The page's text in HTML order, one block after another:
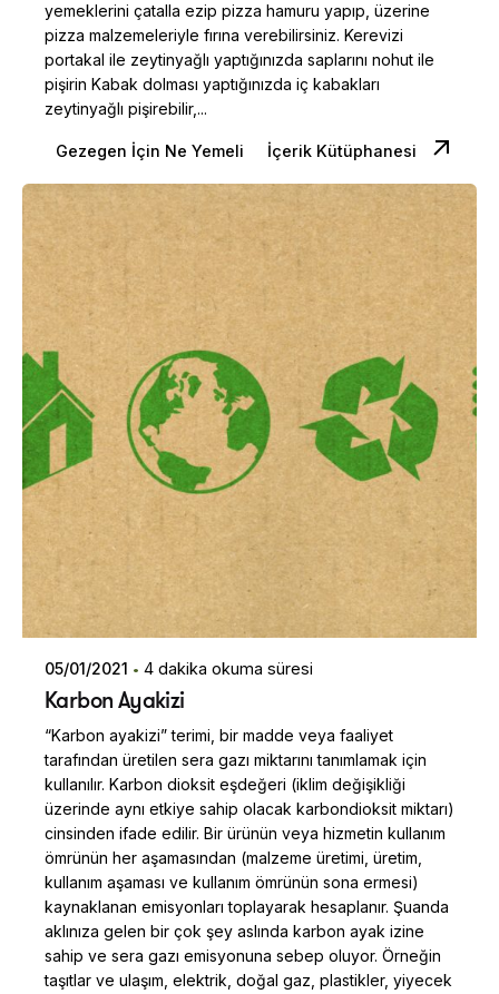
yemeklerini çatalla ezip pizza hamuru yapıp, üzerine
pizza malzemeleriyle fırına verebilirsiniz. Kerevizi
portakal ile zeytinyağlı yaptığınızda saplarını nohut ile
pişirin Kabak dolması yaptığınızda iç kabakları
zeytinyağlı pişirebilir,...
Gezegen İçin Ne Yemeli İçerik Kütüphanesi
Dilara Koçak
05/01/2021 4 dakika okuma süresi
Karbon Ayakizi
“Karbon ayakizi” terimi, bir madde veya faaliyet
tarafından üretilen sera gazı miktarını tanımlamak için
kullanılır. Karbon dioksit eşdeğeri (iklim değişikliği
üzerinde aynı etkiye sahip olacak karbondioksit miktarı)
cinsinden ifade edilir. Bir ürünün veya hizmetin kullanım
ömrünün her aşamasından (malzeme üretimi, üretim,
kullanım aşaması ve kullanım ömrünün sona ermesi)
kaynaklanan emisyonları toplayarak hesaplanır. Şuanda
aklınıza gelen bir çok şey aslında karbon ayak izine
sahip ve sera gazı emisyonuna sebep oluyor. Örneğin
taşıtlar ve ulaşım, elektrik, doğal gaz, plastikler, yiyecek